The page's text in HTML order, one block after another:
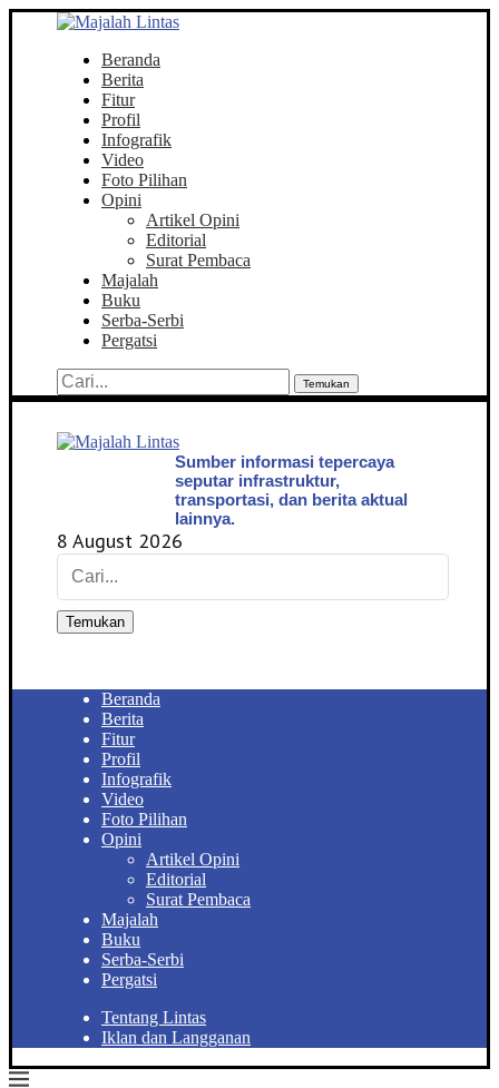
Beranda
Berita
Fitur
Profil
Infografik
Video
Foto Pilihan
Opini
Artikel Opini
Editorial
Surat Pembaca
Majalah
Buku
Serba-Serbi
Pergatsi
Temukan
Sumber informasi tepercaya
seputar infrastruktur,
transportasi, dan berita aktual
lainnya.
8 August 2026
Temukan
Beranda
Berita
Fitur
Profil
Infografik
Video
Foto Pilihan
Opini
Artikel Opini
Editorial
Surat Pembaca
Majalah
Buku
Serba-Serbi
Pergatsi
Tentang Lintas
Iklan dan Langganan